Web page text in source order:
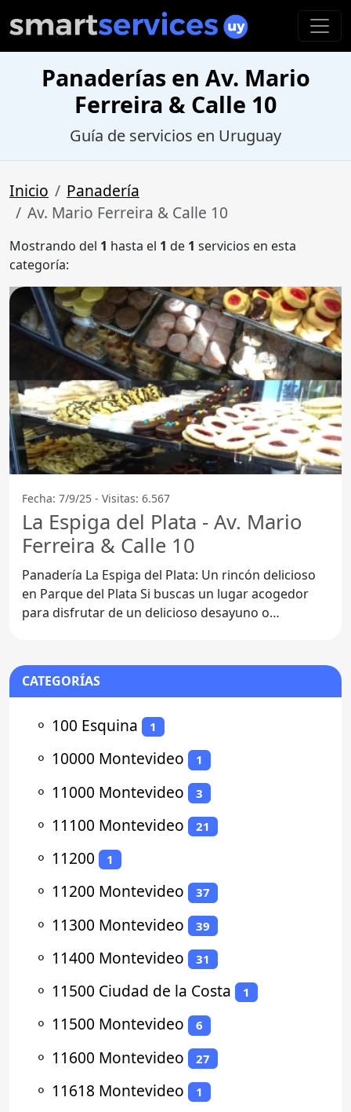
Panaderías en Av. Mario
Ferreira & Calle 10
Guía de servicios en Uruguay
Inicio
Panadería
Av. Mario Ferreira & Calle 10
Mostrando del 1 hasta el 1 de 1 servicios en esta
categoría:
Fecha: 7/9/25 - Visitas: 6.567
La Espiga del Plata - Av. Mario
Ferreira & Calle 10
Panadería La Espiga del Plata: Un rincón delicioso
en Parque del Plata Si buscas un lugar acogedor
para disfrutar de un delicioso desayuno o
CATEGORÍAS
⚬ 100 Esquina 1
⚬ 10000 Montevideo 1
⚬ 11000 Montevideo 3
⚬ 11100 Montevideo 21
⚬ 11200 1
⚬ 11200 Montevideo 37
⚬ 11300 Montevideo 39
⚬ 11400 Montevideo 31
⚬ 11500 Ciudad de la Costa 1
⚬ 11500 Montevideo 6
⚬ 11600 Montevideo 27
⚬ 11618 Montevideo 1